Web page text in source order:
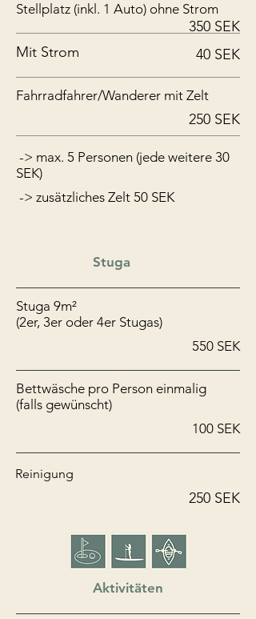
Stellplatz (inkl. 1 Auto) ohne Strom
Mit Strom
Fahrradfahrer/Wanderer mit Zelt
350 SEK
40 SEK
250 SEK
-> max. 5 Personen (jede weitere 30
SEK)
-> zusätzliches Zelt 50 SEK
Stuga
​Stuga 9m²
(2er, 3er oder 4er Stugas)
550 SEK
Bettwäsche pro Person einmalig
(falls gewünscht)
100 SEK
Reinigung
250 SEK
Aktivitäten